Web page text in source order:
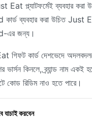
Eat প্ল্যাটফর্মেই ব্যবহার করা
ব্যবহার করা উচিত Just
এর জন্য।
গিফট কার্ড দেশভেদে
ভার্সন কিনলে, ব্র্যান্ড নাম একই
কোড রিডিম নাও হতে পারে।
যাচাই করবেন